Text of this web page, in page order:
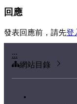
回應
發表回應前，請先登
:::
網站目錄